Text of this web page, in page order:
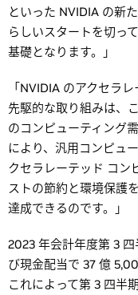
といった NVIDIA の新
らしいスタートを切っ
基礎となります。」
「NVIDIA のアクセラ
先駆的な取り組みは、
のコンピューティング
により、汎用コンピュ
クセラレーテッド コン
ストの節約と環境保護
達成できるのです。」
2023 年会計年度第 3
び現金配当で 37 億
これによって第 3 四半